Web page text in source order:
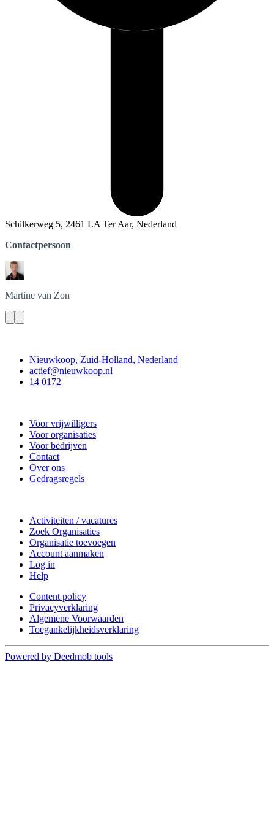
Schilkerweg 5, 2461 LA Ter Aar, Nederland
Contactpersoon
Martine van Zon
Nieuwkoop, Zuid-Holland, Nederland
actief@nieuwkoop.nl
14 0172
Voor vrijwilligers
Voor organisaties
Voor bedrijven
Contact
Over ons
Gedragsregels
Activiteiten / vacatures
Zoek Organisaties
Organisatie toevoegen
Account aanmaken
Log in
Help
Content policy
Privacyverklaring
Algemene Voorwaarden
Toegankelijkheidsverklaring
Powered by Deedmob tools